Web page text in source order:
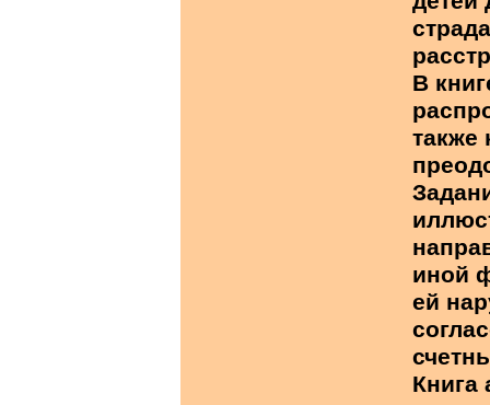
В
также
иной
ей
Книга